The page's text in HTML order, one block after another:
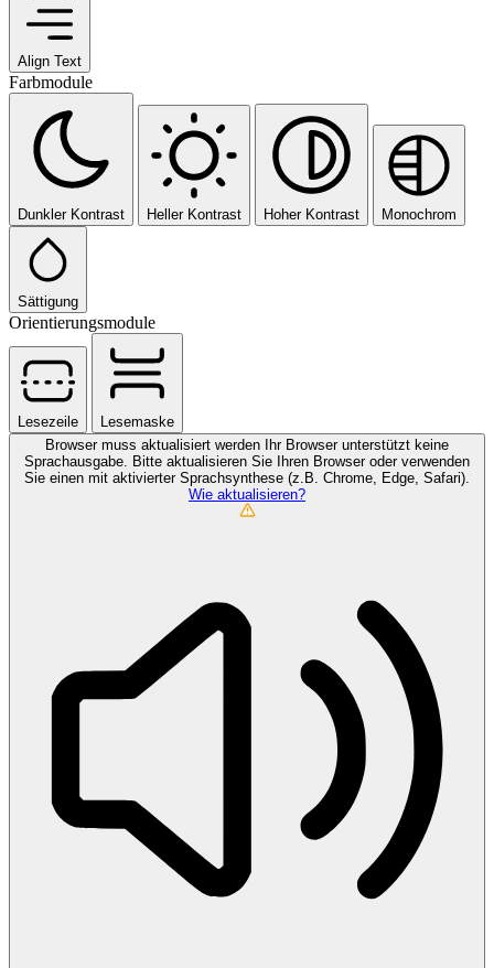
Align Text
Farbmodule
Dunkler Kontrast Heller Kontrast Hoher Kontrast Monochrom
Sättigung
Orientierungsmodule
Lesezeile
Lesemaske
Browser muss aktualisiert werden
Ihr Browser unterstützt keine
Sprachausgabe. Bitte aktualisieren Sie Ihren Browser oder verwenden
Sie einen mit aktivierter Sprachsynthese (z.B. Chrome, Edge, Safari).
Wie aktualisieren?